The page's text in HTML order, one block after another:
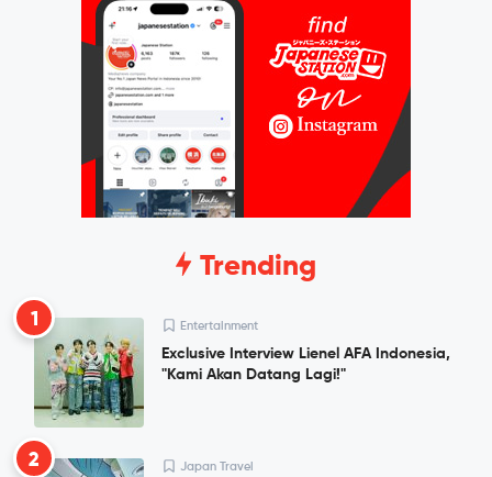
Trending
1 Entertainment
Exclusive Interview Lienel AFA Indonesia,
"Kami Akan Datang Lagi!"
2 Japan Travel